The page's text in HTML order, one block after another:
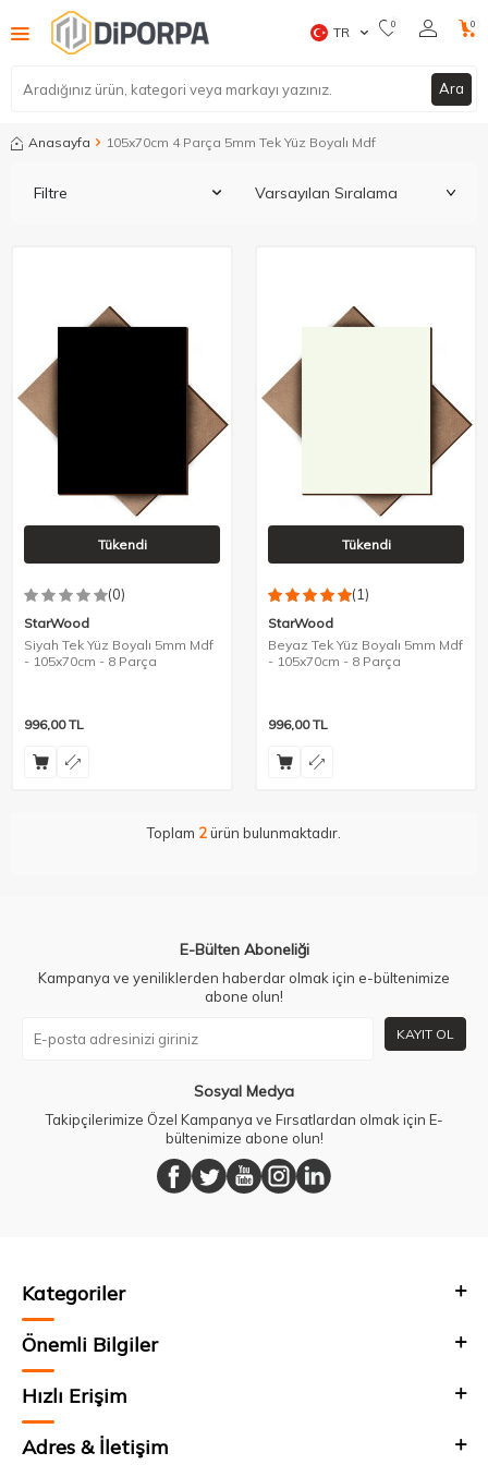
Ara
TR 0 0
Anasayfa 105x70cm 4 Parça 5mm Tek Yüz Boyalı Mdf
Filtre
Tükendi
(0)
StarWood
Siyah Tek Yüz Boyalı 5mm Mdf
- 105x70cm - 8 Parça
996,00TL
Tükendi
(1)
StarWood
Beyaz Tek Yüz Boyalı 5mm Mdf
- 105x70cm - 8 Parça
996,00TL
Toplam 2ürün bulunmaktadır.
E-Bülten Aboneliği
Kampanya ve yeniliklerden haberdar olmak için e-bültenimize
abone olun!
KAYIT OL
Sosyal Medya
Takipçilerimize Özel Kampanya ve Fırsatlardan olmak için E-
bültenimize abone olun!
Kategoriler
Önemli Bilgiler
Hızlı Erişim
Adres & İletişim